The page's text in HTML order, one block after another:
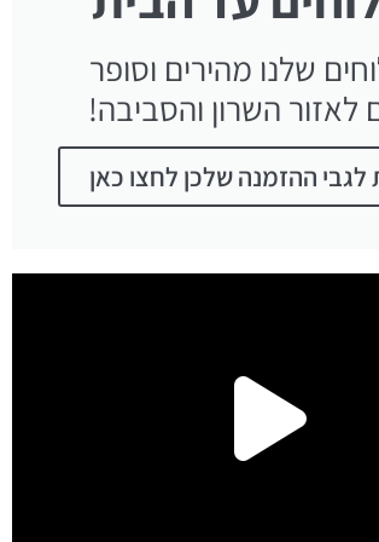
שלנו מהירים וסופר
לאזור השרון והסביבה!
ההזמנה שלכן לחצו כאן